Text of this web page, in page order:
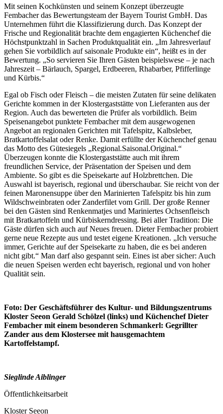
Mit seinen Kochkünsten und seinem Konzept überzeugte
Fembacher das Bewertungsteam der Bayern Tourist GmbH. Das
Unternehmen führt die Klassifizierung durch. Das Konzept der
Frische und Regionalität brachte dem engagierten Küchenchef die
Höchstpunktzahl in Sachen Produktqualität ein. „Im Jahresverlauf
gehen Sie vorbildlich auf saisonale Produkte ein“, heißt es in der
Bewertung. „So servieren Sie Ihren Gästen beispielswese – je nach
Jahreszeit – Bärlauch, Spargel, Erdbeeren, Rhabarber, Pfifferlinge
und Kürbis.“
Egal ob Fisch oder Fleisch – die meisten Zutaten für seine delikaten
Gerichte kommen in der Klostergaststätte von Lieferanten aus der
Region. Auch das bewerteten die Prüfer als vorbildlich. Beim
Speisenangebot punktete Fembacher mit dem ausgewogenen
Angebot an regionalen Gerichten mit Tafelspitz, Kalbsleber,
Bratkartoffelsalat oder Renke. Damit erfüllte der Küchenchef genau
das Motto des Gütesiegels „Regional.Saisonal.Original.“
Überzeugen konnte die Klostergaststätte auch mit ihrem
freundlichen Service, der Präsentation der Speisen und dem
Ambiente. So gibt es die Speisekarte auf Holzbrettchen. Die
Auswahl ist bayerisch, regional und überschaubar. Sie reicht von der
feinen Maronensuppe über den Marinierten Tafelspitz bis hin zum
Wildschweinbraten oder Zanderfilet vom Grill. Der große Renner
bei den Gästen sind Renkenmatjes und Mariniertes Ochsenfleisch
mit Bratkartoffeln und Kürbiskerndressing. Bei aller Tradition: Die
Gäste dürfen sich auch auf Neues freuen. Dieter Fembacher probiert
gerne neue Rezepte aus und testet eigene Kreationen. „Ich versuche
immer, Gerichte auf der Speisekarte zu haben, die es bei anderen
nicht gibt.“ Man darf also gespannt sein. Eines ist aber sicher: Auch
die neuen Speisen werden echt bayerisch, regional und von hoher
Qualität sein.
Foto: Der Geschäftsführer des Kultur- und Bildungszentrums
Kloster Seeon Gerald Schölzel (links) und Küchenchef Dieter
Fembacher mit einem besonderen Schmankerl: Gegrillter
Zander aus dem Klostersee mit hausgemachtem
Kartoffelstampf.
Sieglinde Aiblinger
Öffentlichkeitsarbeit
Kloster Seeon